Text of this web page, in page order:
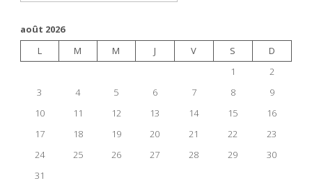
août 2026
L
M M J V S
D
1
2
3
4 5 6 7 8
9
10
11 12 13 14 15
16
17
18 19 20 21 22
23
24
25 26 27 28 29
30
31